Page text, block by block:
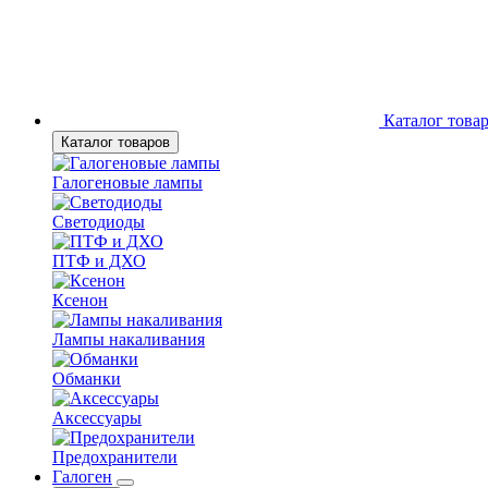
Каталог
Каталог товаров
Галогеновые лампы
Светодиоды
ПТФ и ДХО
Ксенон
Лампы накаливания
Обманки
Аксессуары
Предохранители
Галоген